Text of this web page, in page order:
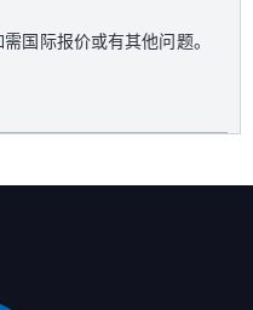
国际报价或有其他问题。